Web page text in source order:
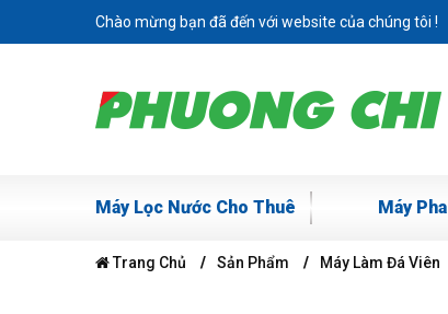
Chào mừng bạn đã đến với website của chúng tôi !
Máy Lọc Nước Cho Thuê Máy
Trang Chủ Sản Phẩm Máy Làm Đá Viên